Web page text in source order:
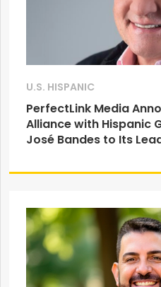
U.S. HISPANIC
PerfectLink Media
Alliance with Hispanic
José Bandes to Its